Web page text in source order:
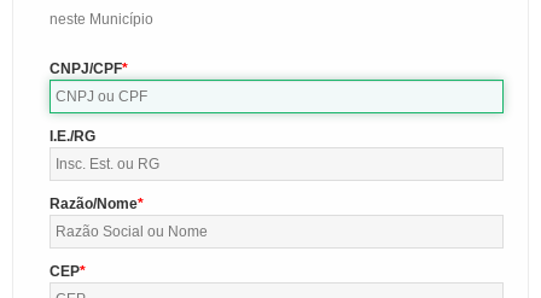
neste Município
CNPJ/CPF
I.E./RG
Razão/Nome
CEP